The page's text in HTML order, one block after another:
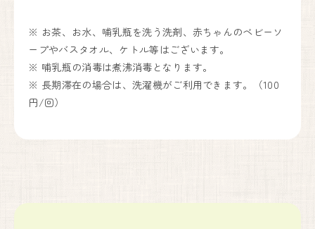
※ お茶、お水、哺乳瓶を洗う洗剤、赤ちゃんのベビーソ
ープやバスタオル、ケトル等はございます。
※ 哺乳瓶の消毒は煮沸消毒となります。
※ 長期滞在の場合は、洗濯機がご利用できます。（100
円/回）